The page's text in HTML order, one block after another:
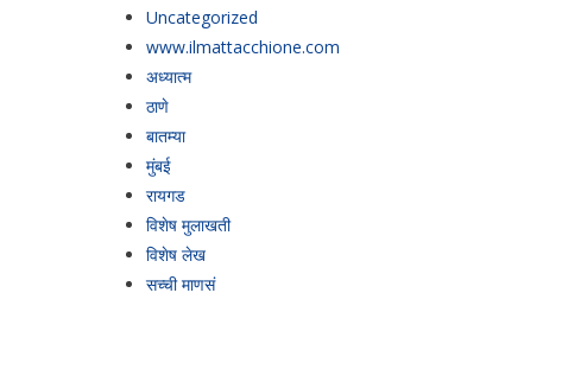
Uncategorized
www.ilmattacchione.com
अध्यात्म
ठाणे
बातम्या
मुंबई
रायगड
विशेष मुलाखती
विशेष लेख
सच्ची माणसं